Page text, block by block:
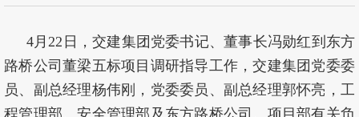
4月22日，交建集团党委书记、董事长冯勋红到东方
路桥公司董梁五标项目调研指导工作，交建集团党委委
员、副总经理杨伟刚，党委委员、副总经理郭怀亮，工
程管理部、安全管理部及东方路桥公司、项目部有关负